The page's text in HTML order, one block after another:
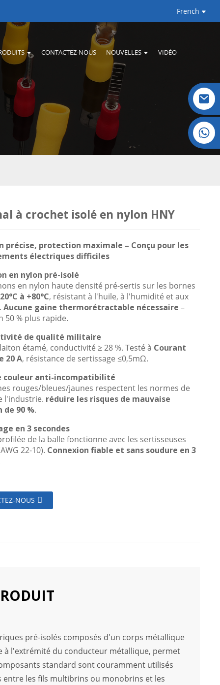
French
CONTACTEZ-NOUS NOUVELLES VIDÉO
Cristal : +86 19032081821
à crochet isolé en nylon HNY
précise, protection maximale – Conçu pour les
électriques difficiles
en nylon pré-isolé
en nylon haute densité pré-sertis sur les bornes
à +80°C, résistant à l'huile, à l'humidité et aux
Aucune gaine thermorétractable nécessaire –
50 % plus rapide.
de qualité militaire
étamé, conductivité ≥ 28 %. Testé à Courant
20 A, résistance de sertissage ≤0,5mΩ.
couleur anti-incompatibilité
rouges/bleues/jaunes respectent les normes de
l'industrie. réduire les risques de mauvaise
de 90 %.
en 3 secondes
de la balle fonctionne avec les sertisseuses
22-10). Connexion fiable et sans soudure en 3
NOUS
pré-isolés composés d'un corps métallique
à l'extrémité du conducteur métallique, permet
standard sont couramment utilisés
entre les fils multibrins ou monobrins et les